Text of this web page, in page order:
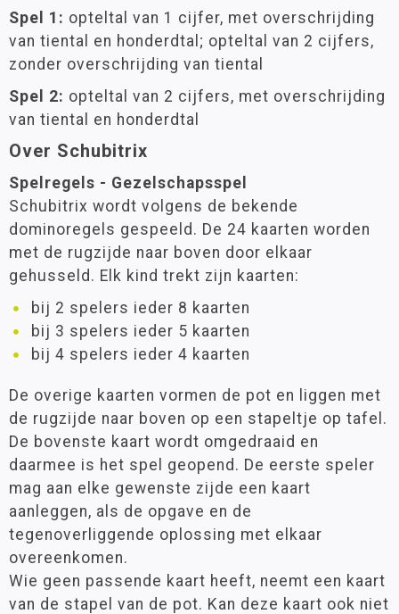
Spel 1: opteltal van 1 cijfer, met overschrijding
van tiental en honderdtal; opteltal van 2 cijfers,
zonder overschrijding van tiental
Spel 2: opteltal van 2 cijfers, met overschrijding
van tiental en honderdtal
Over Schubitrix
Spelregels - Gezelschapsspel
Schubitrix wordt volgens de bekende
dominoregels gespeeld. De 24 kaarten worden
met de rugzijde naar boven door elkaar
gehusseld. Elk kind trekt zijn kaarten:
bij 2 spelers ieder 8 kaarten
bij 3 spelers ieder 5 kaarten
bij 4 spelers ieder 4 kaarten
De overige kaarten vormen de pot en liggen met
de rugzijde naar boven op een stapeltje op tafel.
De bovenste kaart wordt omgedraaid en
daarmee is het spel geopend. De eerste speler
mag aan elke gewenste zijde een kaart
aanleggen, als de opgave en de
tegenoverliggende oplossing met elkaar
overeenkomen.
Wie geen passende kaart heeft, neemt een kaart
van de stapel van de pot. Kan deze kaart ook niet